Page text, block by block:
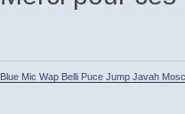
Blue Mic Wap Belli Puce Jump Javah